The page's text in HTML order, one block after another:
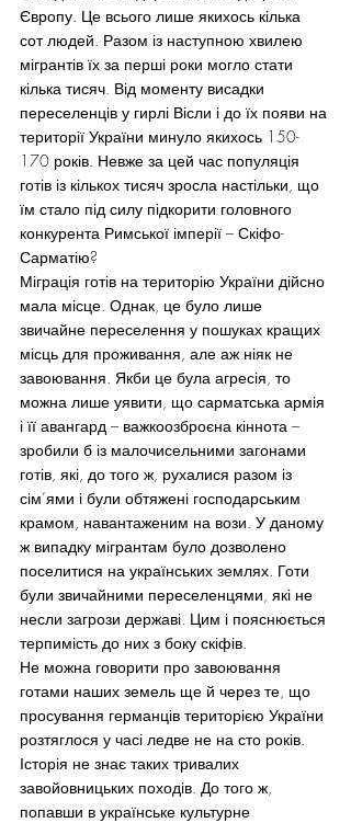
Європу. Це всього лише якихось кілька
сот людей. Разом із наступною хвилею
мігрантів їх за перші роки могло стати
кілька тисяч. Від моменту висадки
переселенців у гирлі Вісли і до їх появи на
території України минуло якихось 150-
170 років. Невже за цей час популяція
готів із кількох тисяч зросла настільки, що
їм стало під силу підкорити головного
конкурента Римської імперії – Скіфо-
Сарматію?
Міграція готів на територію України дійсно
мала місце. Однак, це було лише
звичайне переселення у пошуках кращих
місць для проживання, але аж ніяк не
завоювання. Якби це була агресія, то
можна лише уявити, що сарматська армія
і її авангард – важкоозброєна кіннота –
зробили б із малочисельними загонами
готів, які, до того ж, рухалися разом із
сім’ями і були обтяжені господарським
крамом, навантаженим на вози. У даному
ж випадку мігрантам було дозволено
поселитися на українських землях. Готи
були звичайними переселенцями, які не
несли загрози державі. Цим і пояснюється
терпимість до них з боку скіфів.
Не можна говорити про завоювання
готами наших земель ще й через те, що
просування германців територією України
розтяглося у часі ледве не на сто років.
Історія не знає таких тривалих
завойовницьких походів. До того ж,
попавши в українське культурне